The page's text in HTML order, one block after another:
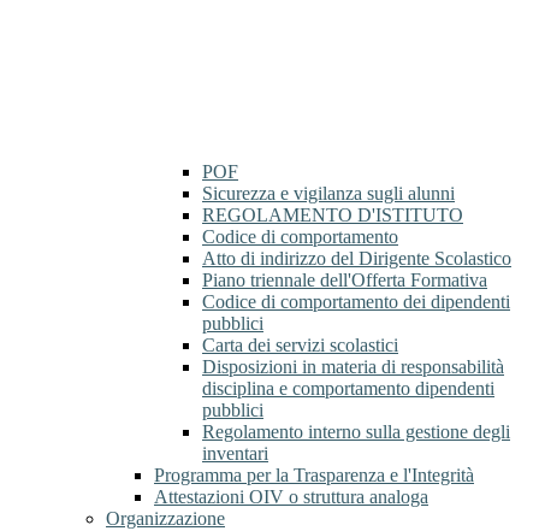
POF
Sicurezza e vigilanza sugli alunni
REGOLAMENTO D'ISTITUTO
Codice di comportamento
Atto di indirizzo del Dirigente Scolastico
Piano triennale dell'Offerta Formativa
Codice di comportamento dei dipendenti
pubblici
Carta dei servizi scolastici
Disposizioni in materia di responsabilità
disciplina e comportamento dipendenti
pubblici
Regolamento interno sulla gestione degli
inventari
Programma per la Trasparenza e l'Integrità
Attestazioni OIV o struttura analoga
Organizzazione